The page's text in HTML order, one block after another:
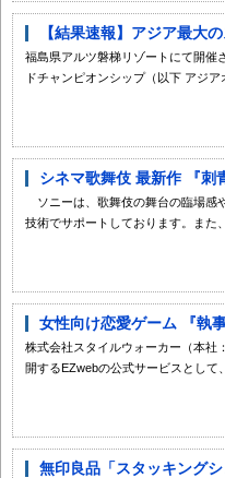
【結果速報】アジア最大
福島県アルツ磐梯リゾートにて開催
ドチャンピオンシップ（以下 アジ
シネマ歌舞伎 最新作 『
ソニーは、歌舞伎の舞台の臨場感
技術でサポートしております。また
女性向け恋愛ゲーム 『執
株式会社スタイルウォーカー（本社
開するEZwebの公式サービスとして
無印良品「スタッキング